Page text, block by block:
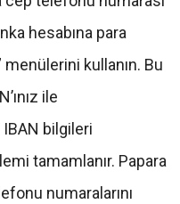
hesabına para
kullanın. Bu
ile
IBAN bilgileri
tamamlanır. Papara
numaralarını